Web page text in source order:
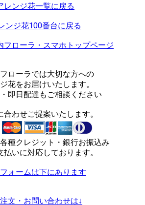
レンジ花一覧に戻る
ンジ花100番台に戻る
フローラ・スマホトップページ
ローラでは大切な方への
花をお届けいたします。
即日配達もご相談ください
合わせご提案いたします。
種クレジット・銀行お振込み
払いに対応しております。
ォームは下にあります
文・お問い合わせは↓